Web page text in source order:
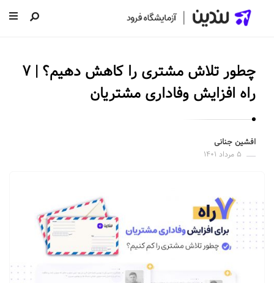
ص
ف
ح
چطور تلاش مشتری را کاهش دهیم؟ | ۷
راه افزایش وفاداری مشتریان
افشین جنانی
۵ مرداد ۱۴۰۱